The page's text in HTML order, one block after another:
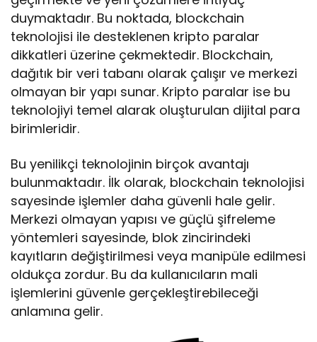
duymaktadır. Bu noktada, blockchain
teknolojisi ile desteklenen kripto paralar
dikkatleri üzerine çekmektedir. Blockchain,
dağıtık bir veri tabanı olarak çalışır ve merkezi
olmayan bir yapı sunar. Kripto paralar ise bu
teknolojiyi temel alarak oluşturulan dijital para
birimleridir.
Bu yenilikçi teknolojinin birçok avantajı
bulunmaktadır. İlk olarak, blockchain teknolojisi
sayesinde işlemler daha güvenli hale gelir.
Merkezi olmayan yapısı ve güçlü şifreleme
yöntemleri sayesinde, blok zincirindeki
kayıtların değiştirilmesi veya manipüle edilmesi
oldukça zordur. Bu da kullanıcıların mali
işlemlerini güvenle gerçekleştirebileceği
anlamına gelir.